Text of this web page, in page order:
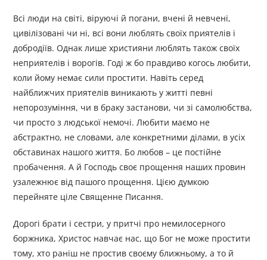
Всі люди на світі, віруючі й погани, вчені й невчені,
цивілізовані чи ні, всі вони люблять своїх приятелів і
добродіїв. Однак лише християни люблять також своїх
неприятелів і ворогів. Годі ж бо правдиво когось любити,
коли йому немає сили простити. Навіть серед
найближчих приятелів виникають у житті певні
непорозуміння, чи в браку застанови, чи зі самолюбства,
чи просто з людської немочі. Любити маємо не
абстрактно, не словами, але конкретними ділами, в усіх
обставинах нашого життя. Бо любов – це постійне
пробачення. А й Господь своє прощення наших провин
узалежнює від пашого прощення. Цією думкою
перейняте ціле Священне Писання.
Дорогі брати і сестри, у притчі про немилосерного
боржника, Христос навчає нас, що Бог не може простити
тому, хто раніш не простив своєму ближньому, а то й